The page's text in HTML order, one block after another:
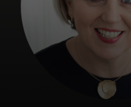
Hírek és trendek